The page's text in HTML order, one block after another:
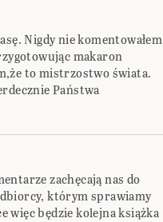
Nigdy nie komentowałem
makaron
to mistrzostwo świata.
Państwa
zachęcają nas do
którym sprawiamy
więc będzie kolejna książka